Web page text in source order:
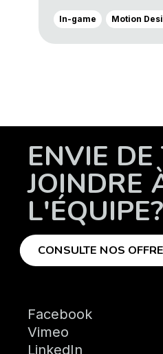
In-game Motion
ENVIE DE
JOINDRE
L'ÉQUIPE?
CONSULTE NOS
Facebook
Vimeo
LinkedIn